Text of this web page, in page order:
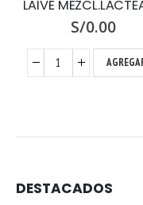
S/0.00
DESTACADOS